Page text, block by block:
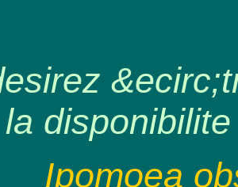
la
Ipomoea